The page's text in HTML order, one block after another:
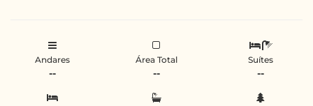
Andares
--
Área Total
--
Suítes
--